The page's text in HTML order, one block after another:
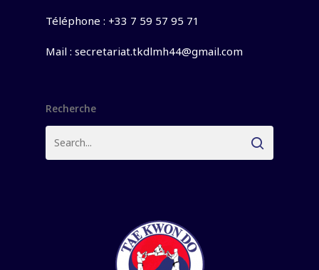
Téléphone : +33 7 59 57 95 71
Mail : secretariat.tkdlmh44@gmail.com
Recherche